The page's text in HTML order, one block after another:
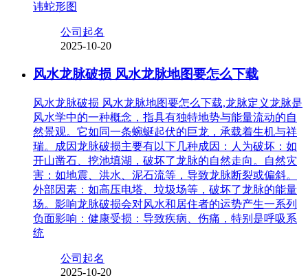
讳蛇形图
公司起名
2025-10-20
风水龙脉破损 风水龙脉地图要怎么下载
风水龙脉破损 风水龙脉地图要怎么下载,龙脉定义龙脉是
风水学中的一种概念，指具有独特地势与能量流动的自
然景观。它如同一条蜿蜒起伏的巨龙，承载着生机与祥
瑞。成因龙脉破损主要有以下几种成因：人为破坏：如
开山凿石、挖池填湖，破坏了龙脉的自然走向。自然灾
害：如地震、洪水、泥石流等，导致龙脉断裂或偏斜。
外部因素：如高压电塔、垃圾场等，破坏了龙脉的能量
场。影响龙脉破损会对风水和居住者的运势产生一系列
负面影响：健康受损：导致疾病、伤痛，特别是呼吸系
统
公司起名
2025-10-20